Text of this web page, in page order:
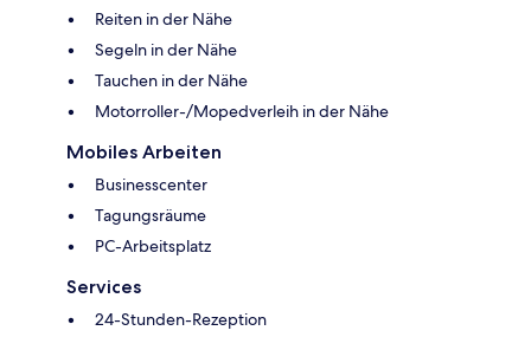
Reiten in der Nähe
Segeln in der Nähe
Tauchen in der Nähe
Motorroller-/Mopedverleih in der Nähe
Mobiles Arbeiten
Businesscenter
Tagungsräume
PC-Arbeitsplatz
Services
24-Stunden-Rezeption